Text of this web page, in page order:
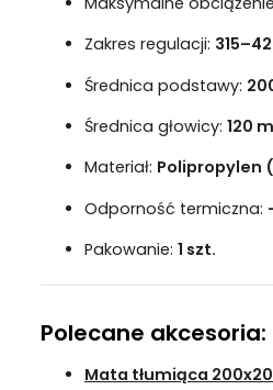
Zakres regulacji:
Średnica podstawy:
Średnica głowicy: 120
Materiał: Polipropylen
Odporność termiczna:
Pakowanie: 1 szt.
Polecane akcesoria:
Mata tłumiąca